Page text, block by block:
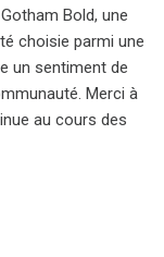
Bold, une
choisie parmi une
un sentiment de
Merci à
au cours des